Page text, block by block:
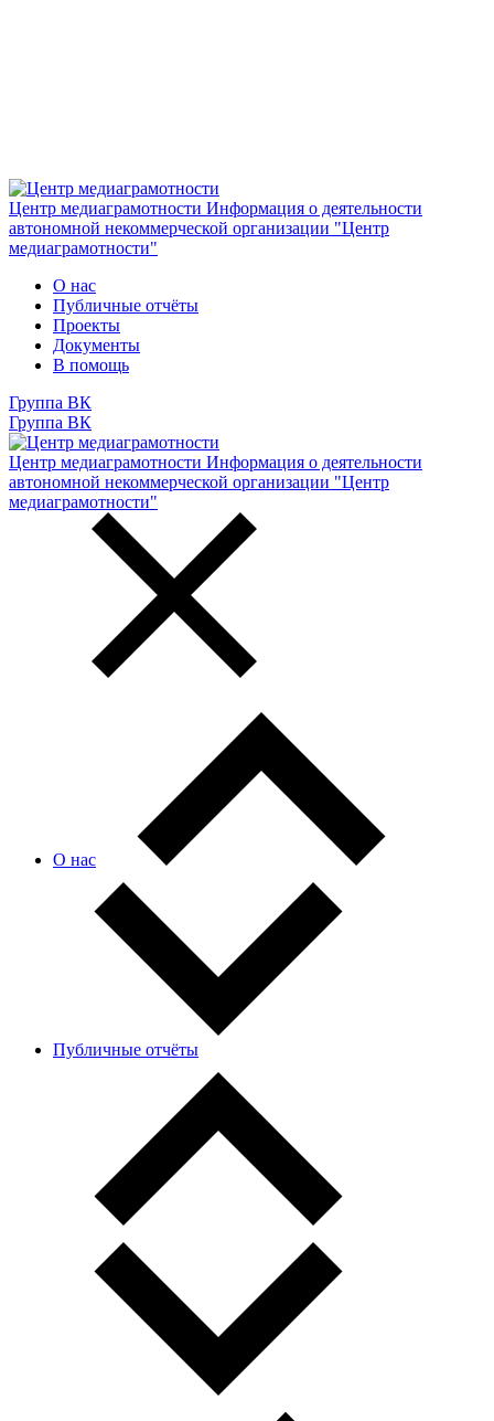
Центр медиаграмотности Информация о деятельности
автономной некоммерческой организации "Центр
медиаграмотности"
О нас
Публичные отчёты
Проекты
Документы
В помощь
Группа ВК
Группа ВК
Центр медиаграмотности Информация о деятельности
автономной некоммерческой организации "Центр
медиаграмотности"
О нас
Публичные отчёты